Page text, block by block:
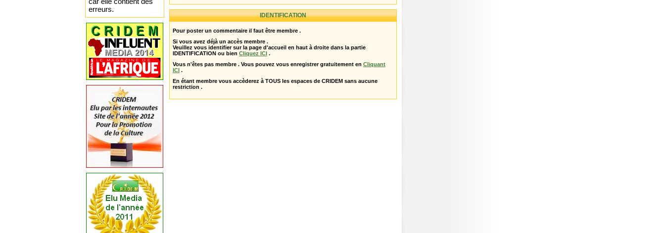
IDENTIFICATION
Pour poster un commentaire il faut être membre .
Si vous avez déjà un accès membre .
Veuillez vous identifier sur la page d'accueil en haut à droite dans la partie
IDENTIFICATION ou bien Cliquez ICI .
Vous n'êtes pas membre . Vous pouvez vous enregistrer gratuitement en Cliquant
ICI .
En étant membre vous accèderez à TOUS les espaces de CRIDEM sans aucune
restriction .